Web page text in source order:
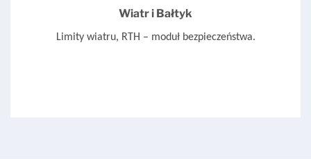
Wiatr i Bałtyk
Limity wiatru, RTH – moduł bezpieczeństwa.